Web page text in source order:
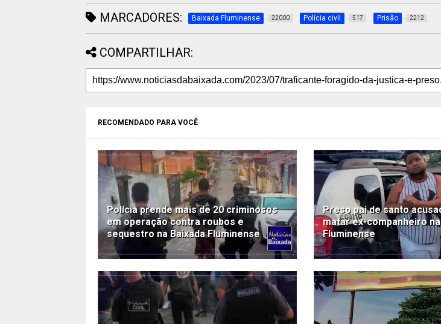
MARCADORES: Baixada Fluminense 22000 Polícia civil 517 Prisão 2212
COMPARTILHAR:
RECOMENDADO PARA VOCÊ
Polícia prende mais de 20 criminosos
em operação contra roubos e
sequestro na Baixada Fluminense
Preso pai de santo
matar ex-companheiro na
Fluminense